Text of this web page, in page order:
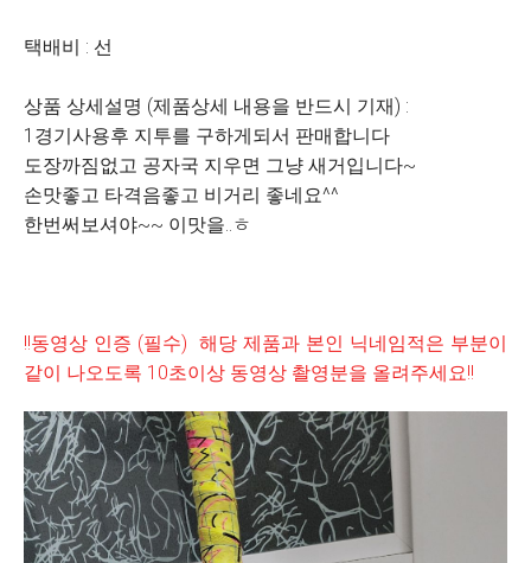
택배비 : 선
상품 상세설명 (제품상세 내용을 반드시 기재) :
1경기사용후 지투를 구하게되서 판매합니다
도장까짐없고 공자국 지우면 그냥 새거입니다~
손맛좋고 타격음좋고 비거리 좋네요^^
한번써보셔야~~ 이맛을..ㅎ
!!동영상 인증 (필수) 해당 제품과 본인 닉네임적은 부분이
같이 나오도록 10초이상 동영상 촬영분을 올려주세요!!